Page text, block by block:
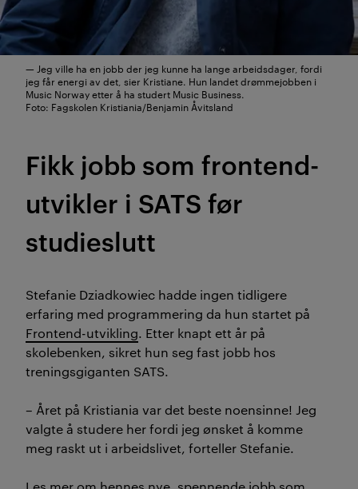
— Jeg ville ha en jobb der jeg kunne ha lange arbeidsdager, fordi
jeg får energi av det, sier Kristiane. Hun landet drømmejobben i
Music Norway etter å ha studert Music Business.
Foto: Fagskolen Kristiania/Benjamin Åvitsland
Fikk jobb som frontend-
utvikler i SATS før
studieslutt
Stefanie Dziadkowiec hadde ingen tidligere
erfaring med programmering da hun startet på
Frontend-utvikling. Etter knapt ett år på
skolebenken, sikret hun seg fast jobb hos
treningsgiganten SATS.
– Året på Kristiania var det beste noensinne! Jeg
valgte å studere her fordi jeg ønsket å komme
meg raskt ut i arbeidslivet, forteller Stefanie.